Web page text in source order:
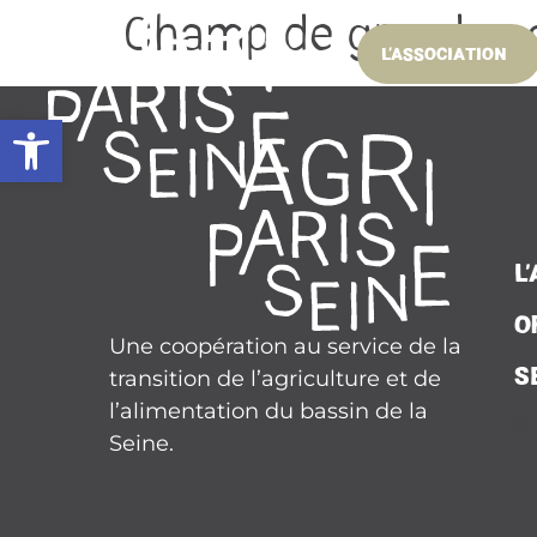
Ouvrir la barre d’outils
L’ASSOCIATION
Champ de grandes
Une coopération au service de la
transition de l’agriculture et de
l’alimentation du bassin de la
Seine.